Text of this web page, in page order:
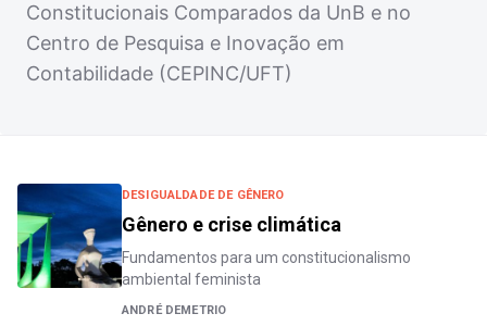
Constitucionais Comparados da UnB e no
Centro de Pesquisa e Inovação em
Contabilidade (CEPINC/UFT)
DESIGUALDADE DE GÊNERO
Gênero e crise climática
Fundamentos para um constitucionalismo
ambiental feminista
ANDRÉ DEMETRIO